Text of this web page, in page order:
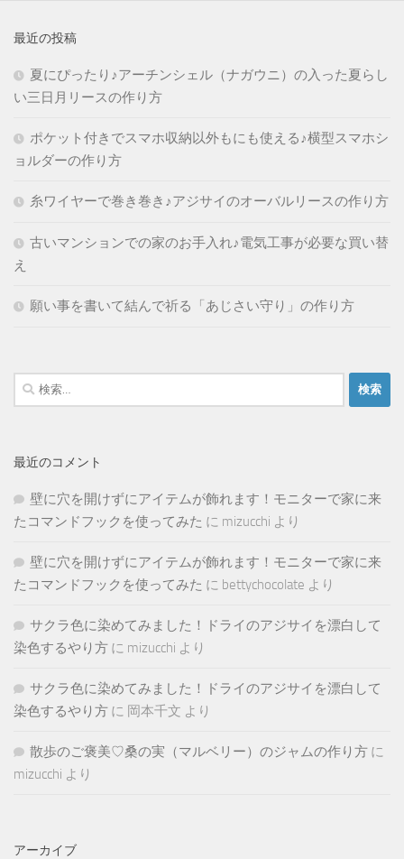
最近の投稿
夏にぴったり♪アーチンシェル（ナガウニ）の入った夏らし
い三日月リースの作り方
ポケット付きでスマホ収納以外もにも使える♪横型スマホシ
ョルダーの作り方
糸ワイヤーで巻き巻き♪アジサイのオーバルリースの作り方
古いマンションでの家のお手入れ♪電気工事が必要な買い替
え
願い事を書いて結んで祈る「あじさい守り」の作り方
検
索:
最近のコメント
壁に穴を開けずにアイテムが飾れます！モニターで家に来
たコマンドフックを使ってみた に mizucchi より
壁に穴を開けずにアイテムが飾れます！モニターで家に来
たコマンドフックを使ってみた に bettychocolate より
サクラ色に染めてみました！ドライのアジサイを漂白して
染色するやり方 に mizucchi より
サクラ色に染めてみました！ドライのアジサイを漂白して
染色するやり方 に 岡本千文 より
散歩のご褒美♡桑の実（マルベリー）のジャムの作り方 に
mizucchi より
アーカイブ